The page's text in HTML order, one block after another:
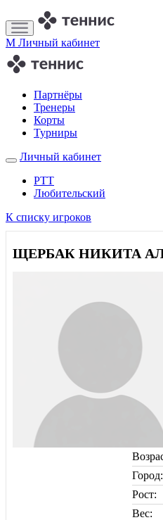
M Личный кабинет
Партнёры
Тренеры
Корты
Турниры
Личный кабинет
РТТ
Любительский
К списку игроков
ЩЕРБАК НИКИТА
Рост:
Вес: